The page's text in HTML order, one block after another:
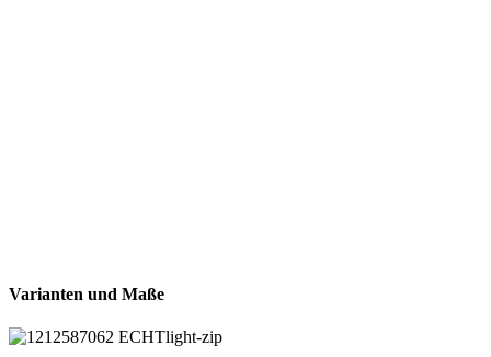
Varianten und Maße
light-zip